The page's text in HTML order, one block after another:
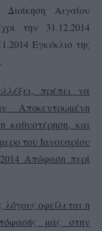
Αιγαίου
την 31.12.2014
Εγκύκλιο της
πρέπει να
Αποκεντρωμένη
καθυστέρηση, και
του Ιανουαρίου
Απόφαση περί
οφείλεται η
μας στην